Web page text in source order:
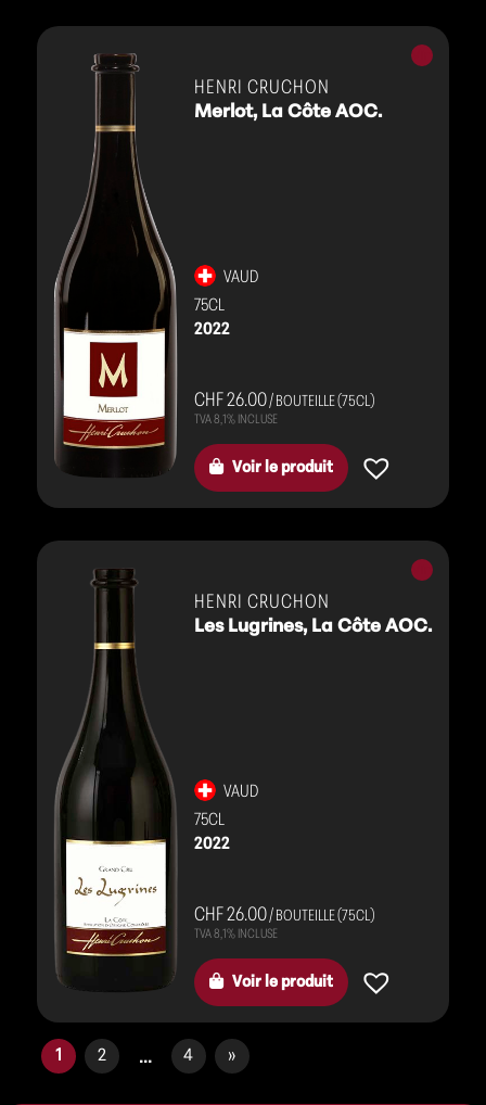
Vins
rouges
HENRI CRUCHON
Merlot, La Côte AOC.
VAUD
75CL
2022
CHF 26.00/ BOUTEILLE (75CL)
Voir le produit
Vins
rouges
HENRI CRUCHON
Les Lugrines, La Côte AOC.
VAUD
75CL
2022
CHF 26.00/ BOUTEILLE (75CL)
Voir le produit
1 2 ... 4 »